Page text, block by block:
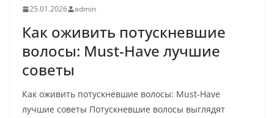
25.01.2026 admin
Как оживить потускневшие
волосы: Must-Have лучшие
советы
Как оживить потускневшие волосы: Must-Have
лучшие советы Потускневшие волосы выглядят